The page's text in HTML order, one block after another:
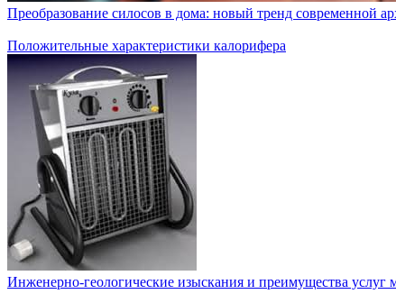
Преобразование силосов в дома: новый тренд современной
Положительные характеристики калорифера
Инженерно-геологические изыскания и преимущества услуг